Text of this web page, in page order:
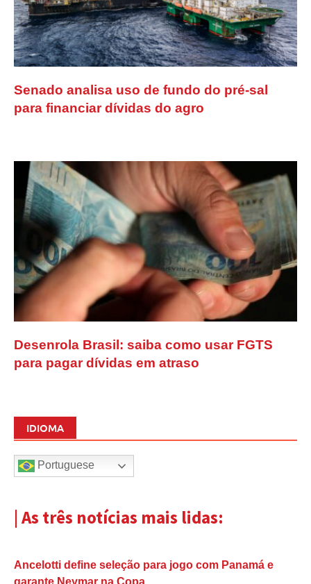
Senado analisa uso de fundo do pré-sal
para financiar dívidas do agro
Desenrola Brasil: saiba como usar FGTS
para pagar dívidas em atraso
IDIOMA
Portuguese
| As três notícias mais lidas:
Ancelotti define seleção para jogo com Panamá e
garante Neymar na Copa